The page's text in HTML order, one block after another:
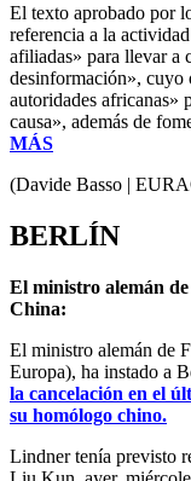
El texto aprobado por
referencia a la
afiliadas» para llevar a
desinformación», cuyo
autoridades africanas»
causa», además de
MÁS
(Davide Basso |
BERLÍN
El ministro alemán
China:
El ministro alemán de
Europa), ha instado a
la cancelación en el
su homólogo chino.
Lindner tenía previsto